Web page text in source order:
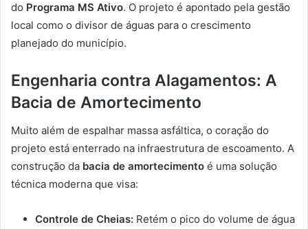
do Programa MS Ativo. O projeto é apontado pela gestão
local como o divisor de águas para o crescimento
planejado do município.
Engenharia contra Alagamentos: A
Bacia de Amortecimento
Muito além de espalhar massa asfáltica, o coração do
projeto está enterrado na infraestrutura de escoamento. A
construção da bacia de amortecimento é uma solução
técnica moderna que visa:
Controle de Cheias: Retém o pico do volume de água